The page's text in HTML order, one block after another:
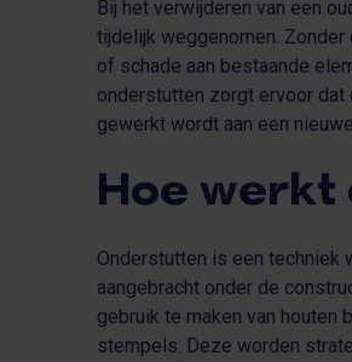
Bij het verwijderen van een
tijdelijk weggenomen.
of schade aan bestaande
onderstutten zorgt ervoor
gewerkt wordt aan een
Hoe werkt
Onderstutten is een techniek
aangebracht onder de
gebruik te maken van houten
stempels. Deze worden